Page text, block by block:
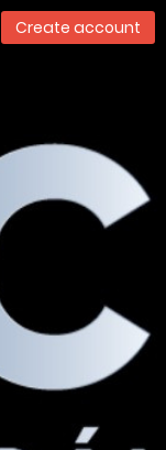
Create account